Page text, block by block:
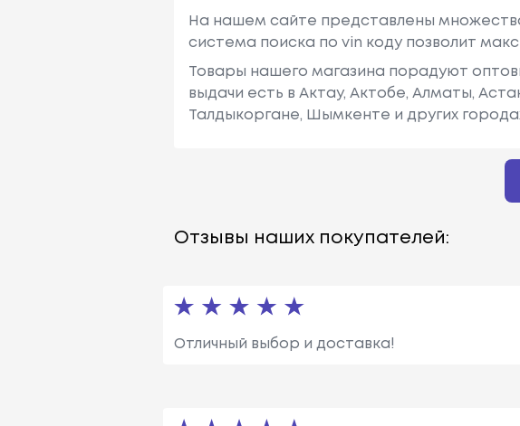
На нашем сайте представлены
система поиска по vin коду позволит
Товары нашего магазина порадуют
выдачи есть в Актау, Актобе, Алматы,
Талдыкоргане, Шымкенте и других
Отзывы наших покупателей:
Отличный выбор и доставка!